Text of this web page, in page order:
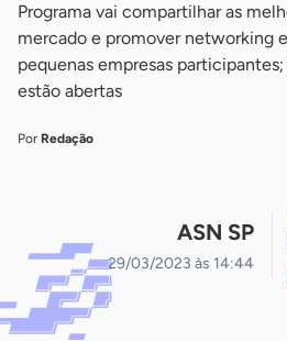
Programa vai compartilhar as
mercado e promover networking
pequenas empresas
estão abertas
Por Redação
ASN SP
29/03/2023 às 14:44